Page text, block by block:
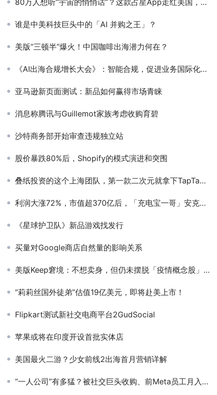
80万人想听“宇宙的悄悄话”？这款占星App走红美国，还能为用户画出“正缘”
谁是中美科技巨头中的「AI 并购之王」？
美版“三顿半”爆火！中国咖啡出海潜力何在？
《AI出海合规增长大会》：智能合规，促进业务国际化发展
亚马逊新页面测试：新品如何赢得市场青睐
消息称腾讯与Guillemot家族考虑收购育碧
沙特商务部开始审查违规独立站
股价暴跌80%后，Shopify的模式演进和突围
叠纸投资的这个上海团队，第一款二次元就拿下TapTap9.7分
利润大涨72%，市值超370亿后，「充电宝一哥」安克离开浅海
《星球护卫队》新品游戏找发行
买量对Google商店自然量的影响关系
美版Keep窘境：不想卖身，但仍未摆脱「疫情概念股」之称 | 海外周选
“莉莉丝国外徒弟”估值19亿美元，即将赴美上市！
Flipkart测试新社交电商平台2GudSocial
苹果或将在印度开设首批实体店
美国最火二游？少女前线2出海首月营销详解
“一人公司”有多猛？被社交巨头收购、前Meta员工月入200万、95后狂做120款出海APP